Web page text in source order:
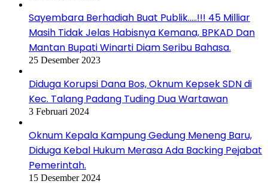
Sayembara Berhadiah Buat Publik…..!!! 45 Milliar
Masih Tidak Jelas Habisnya Kemana, BPKAD Dan
Mantan Bupati Winarti Diam Seribu Bahasa.
25 Desember 2023
Diduga Korupsi Dana Bos, Oknum Kepsek SDN di
Kec. Talang Padang Tuding Dua Wartawan
3 Februari 2024
Oknum Kepala Kampung Gedung Meneng Baru,
Diduga Kebal Hukum Merasa Ada Backing Pejabat
Pemerintah.
15 Desember 2024